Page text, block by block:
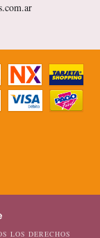
LOS DERECHOS